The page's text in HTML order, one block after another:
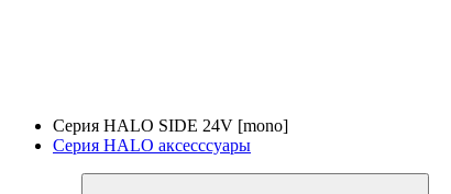
Серия HALO SIDE 24V [mono]
Серия HALO аксесссуары